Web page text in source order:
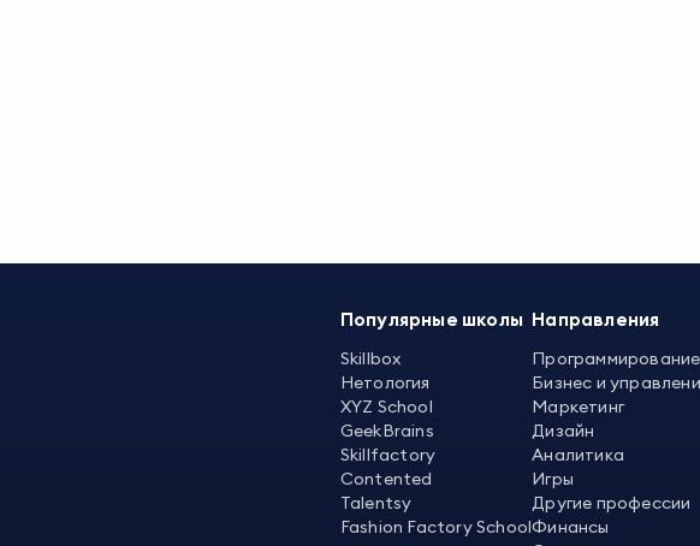
Популярные школы
Skillbox
Нетология
XYZ School
GeekBrains
Skillfactory
Contented
Talentsy
Fashion Factory School
Направления
Программирование
Бизнес и
Маркетинг
Дизайн
Аналитика
Игры
Другие профессии
Финансы